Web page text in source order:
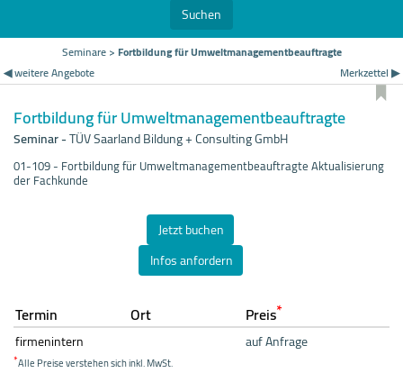
Suchen
Seminare> Fortbildung für Umweltmanagementbeauftragte
◀ weitere Angebote
Merkzettel ▶
Fortbildung für Umweltmanagementbeauftragte
Seminar-TÜV Saarland Bildung + Consulting GmbH
01-109 - Fortbildung für Umweltmanagementbeauftragte Aktualisierung
der Fachkunde
Jetzt buchen
Infos anfordern
Termin Ort Preis*
firmenintern auf Anfrage
*Alle Preise verstehen sich inkl. MwSt.